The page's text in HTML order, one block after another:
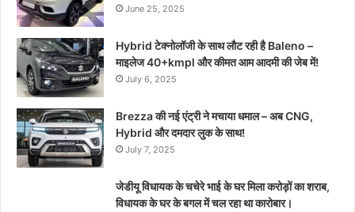
June 25, 2025
Hybrid टेक्नोलॉजी के साथ लौट रही है Baleno –
माइलेज 40+kmpl और कीमत आम आदमी की जेब में!
July 6, 2025
Brezza की नई एंट्री ने मचाया धमाल – अब CNG,
Hybrid और दमदार लुक के साथ!
July 7, 2025
जेडीयू विधायक के चचेरे भाई के घर मिला करोड़ों का शराब,
विधायक के घर के बगल में चल रहा था कारोबार।